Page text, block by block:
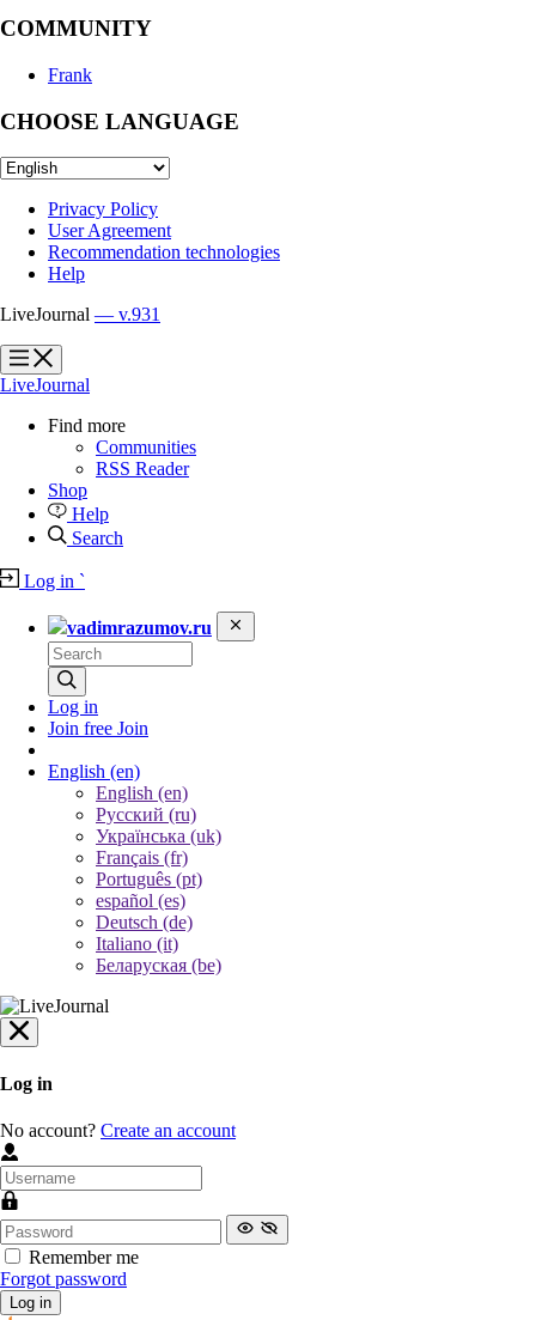
COMMUNITY
Frank
CHOOSE LANGUAGE
Privacy Policy
User Agreement
Recommendation technologies
Help
LiveJournal — v.931
?
?
LiveJournal
Find more
Communities
RSS Reader
Shop
Help
Search
Log in `
vadimrazumov.ru
Log in
Join free Join
English (en)
English (en)
Русский (ru)
Українська (uk)
Français (fr)
Português (pt)
español (es)
Deutsch (de)
Italiano (it)
Беларуская (be)
Log in
No account? Create an account
Remember me
Forgot password
Log in